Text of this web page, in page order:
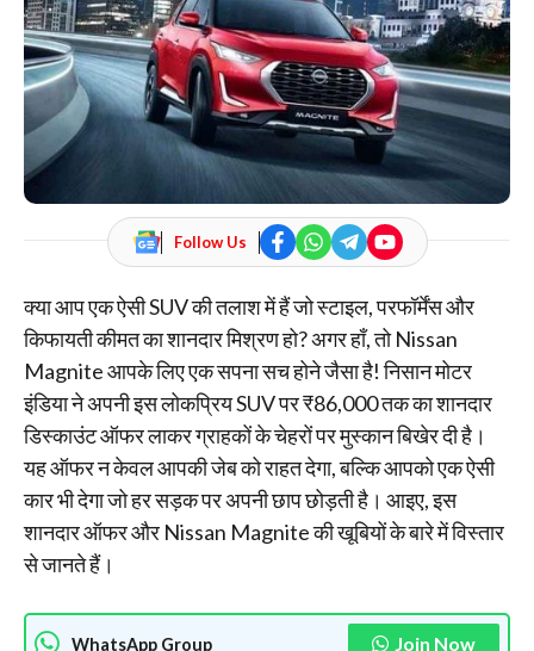
Follow Us
क्या आप एक ऐसी SUV की तलाश में हैं जो स्टाइल, परफॉर्मेंस और
किफायती कीमत का शानदार मिश्रण हो? अगर हाँ, तो Nissan
Magnite आपके लिए एक सपना सच होने जैसा है! निसान मोटर
इंडिया ने अपनी इस लोकप्रिय SUV पर ₹86,000 तक का शानदार
डिस्काउंट ऑफर लाकर ग्राहकों के चेहरों पर मुस्कान बिखेर दी है।
यह ऑफर न केवल आपकी जेब को राहत देगा, बल्कि आपको एक ऐसी
कार भी देगा जो हर सड़क पर अपनी छाप छोड़ती है। आइए, इस
शानदार ऑफर और Nissan Magnite की खूबियों के बारे में विस्तार
से जानते हैं।
WhatsApp Group Join Now